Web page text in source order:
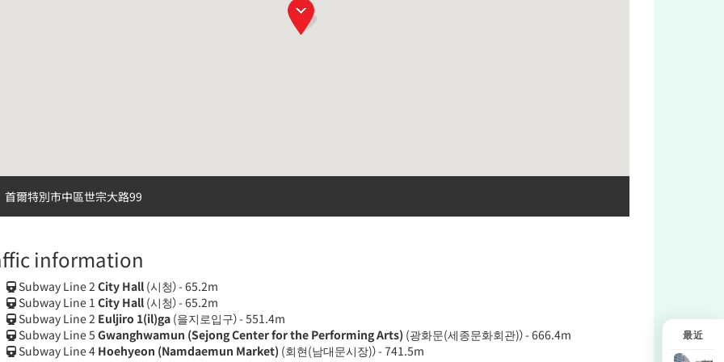
首爾特別市中區世宗大路99
information
Subway Line 2 City Hall(시청）- 65.2m
Subway Line 1 City Hall(시청）- 65.2m
Subway Line 2 Euljiro 1(il)ga(을지로입구）- 551.4m
Subway Line 5 Gwanghwamun (Sejong Center for the Performing Arts) (광화문(세종문화회관)）- 666.4m
Subway Line 4 Hoehyeon (Namdaemun Market) (회현(남대문시장)）- 741.5m
最近